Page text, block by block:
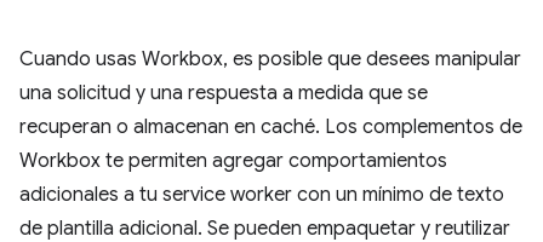
Cuando usas Workbox, es posible que desees manipular
una solicitud y una respuesta a medida que se
recuperan o almacenan en caché. Los complementos de
Workbox te permiten agregar comportamientos
adicionales a tu service worker con un mínimo de texto
de plantilla adicional. Se pueden empaquetar y reutilizar